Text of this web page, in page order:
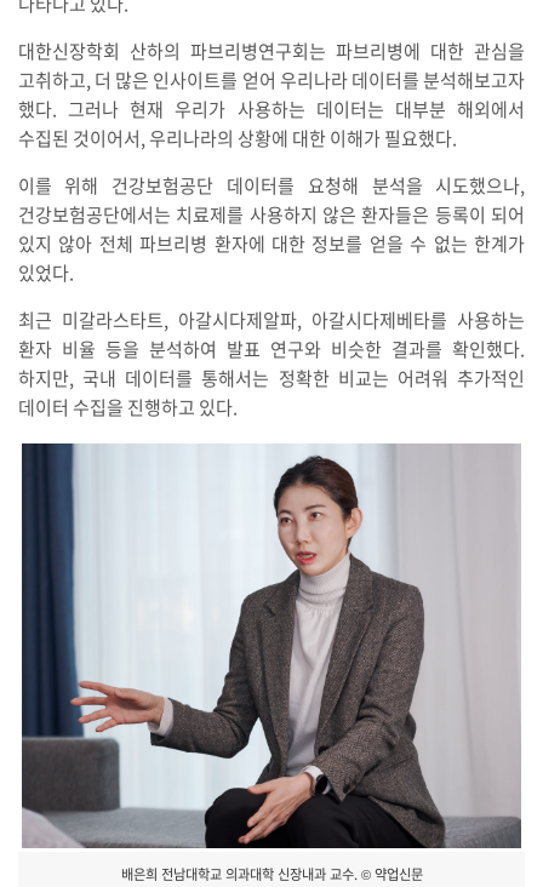
대한신장학회 산하의 파브리병연구회는 파브리병에 대한 관심을
고취하고, 더 많은 인사이트를 얻어 우리나라 데이터를 분석해보고자
했다. 그러나 현재 우리가 사용하는 데이터는 대부분 해외에서
수집된 것이어서, 우리나라의 상황에 대한 이해가 필요했다.
이를 위해 건강보험공단 데이터를 요청해 분석을 시도했으나,
건강보험공단에서는 치료제를 사용하지 않은 환자들은 등록이 되어
있지 않아 전체 파브리병 환자에 대한 정보를 얻을 수 없는 한계가
있었다.
최근 미갈라스타트, 아갈시다제알파, 아갈시다제베타를 사용하는
환자 비율 등을 분석하여 발표 연구와 비슷한 결과를 확인했다.
하지만, 국내 데이터를 통해서는 정확한 비교는 어려워 추가적인
데이터 수집을 진행하고 있다.
배은희 전남대학교 의과대학 신장내과 교수. © 약업신문